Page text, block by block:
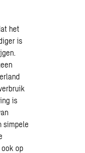
het
is
is
simpele
op